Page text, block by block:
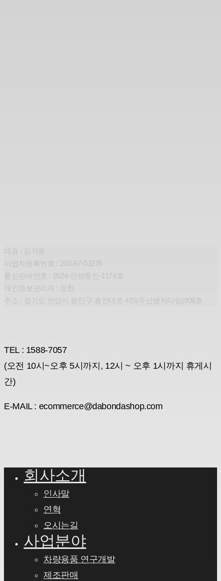
대표 : 김기중
사업자등록번호 : 203-87-03378
통신판매번호 : 2024-안양동안-1174호
개인정보관리자 : 정현
주소 : 경기도 안양시 동안구 흥안대로 415(두산벤처다임)908호
TEL : 1588-7057
(오전 10시~오후 5시까지, 12시 ~ 오후 1시까지 휴게시
간)
E-MAIL : ecommerce@dabondashop.com
Close회사소개
인사말
연혁
오시는길
사업분야
차량용품 연구개발
제조판매